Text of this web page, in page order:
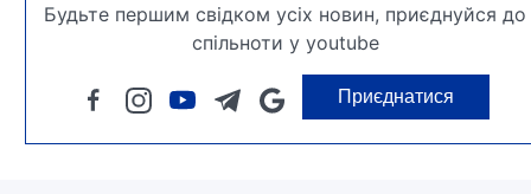
Будьте першим свідком усіх новин, приєднуйся до
спільноти у youtube
Приєднатися